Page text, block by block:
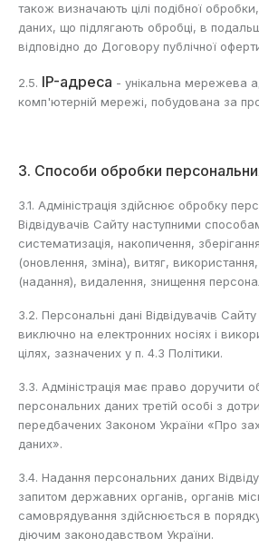
також визначають цілі подібної
даних, що підлягають обробці, в
відповідно до Договору публічної
2.5. IP-адреса - унікальна мережева
комп'ютерній мережі, побудована за
3. Способи обробки
3.1. Адміністрація здійснює обробку
Відвідувачів Сайту наступними
систематизація, накопичення,
(оновлення, зміна), витяг,
(надання), видалення, знищення
3.2. Персональні дані Відвідувачів
виключно на електронних носіях і
цілях, зазначених у п. 4.3 Політики.
3.3. Адміністрація має право доручити
персональних даних третій особі з
передбачених Законом України «Про
даних».
3.4. Надання персональних даних
запитом державних органів, органів
самоврядування здійснюється в
діючим законодавством України.